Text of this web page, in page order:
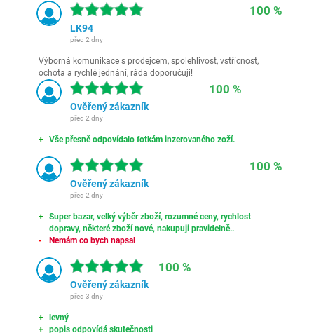
100 %
LK94
před 2 dny
Výborná komunikace s prodejcem, spolehlivost, vstřícnost,
ochota a rychlé jednání, ráda doporučuji!
100 %
Ověřený zákazník
před 2 dny
Vše přesně odpovídalo fotkám inzerovaného zoží.
100 %
Ověřený zákazník
před 2 dny
Super bazar, velký výběr zboží, rozumné ceny, rychlost
dopravy, některé zboží nové, nakupuji pravidelně..
Nemám co bych napsal
100 %
Ověřený zákazník
před 3 dny
levný
popis odpovídá skutečnosti